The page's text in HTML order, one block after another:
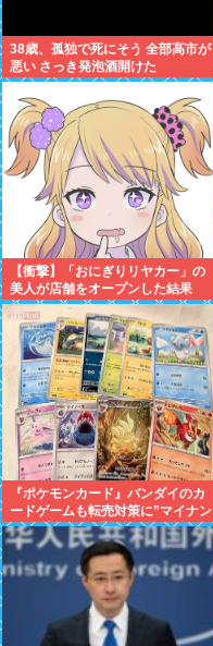
38歳、孤独で死にそう 全部高市が
悪い さっき発泡酒開けた
【衝撃】「おにぎりリヤカー」の
美人が店舗をオープンした結果
www(※画像あり)
『ポケモンカード』バンダイのカ
ードゲームも転売対策に”マイナン
バー”導入開始「効果テキメン」